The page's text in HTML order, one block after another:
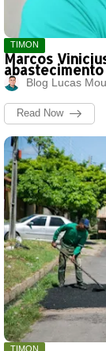
TIMON
Marcos
Blog Lucas
Read Now
TIMON